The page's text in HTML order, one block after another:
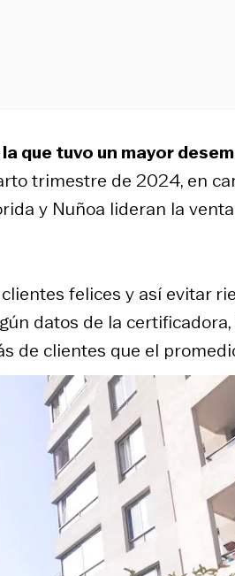
que tuvo un mayor
trimestre de 2024, en
y Nuñoa lideran la
felices y así evitar
datos de la
de clientes que el